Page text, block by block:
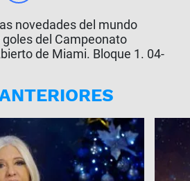
novedades del mundo
del Campeonato
de Miami. Bloque 1. 04-